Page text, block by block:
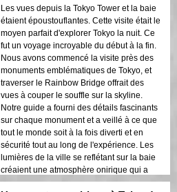
souhaitent un mélange d'aventure et de
tourisme. Le contraste entre les structures
modernes de Tokyo et les zones
historiques était magnifiquement mis en
valeur par les lumières nocturnes. Je
recommanderais vivement cette visite à
quiconque !
Les vues depuis la Tokyo Tower et la baie
étaient époustouflantes. Cette visite était le
moyen parfait d'explorer Tokyo la nuit. Ce
fut un voyage incroyable du début à la fin.
Nous avons commencé la visite près des
monuments emblématiques de Tokyo, et
traverser le Rainbow Bridge offrait des
vues à couper le souffle sur la skyline.
Notre guide a fourni des détails fascinants
sur chaque monument et a veillé à ce que
tout le monde soit à la fois diverti et en
sécurité tout au long de l'expérience. Les
lumières de la ville se reflétant sur la baie
créaient une atmosphère onirique qui a
laissé une impression durable. Cette visite